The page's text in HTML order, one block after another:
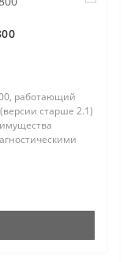
работающий
старше 2.1)